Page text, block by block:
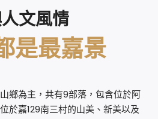
文風情
是最嘉景
鄉為主，共有9部落，包含位於阿
於嘉129南三村的山美、新美以及